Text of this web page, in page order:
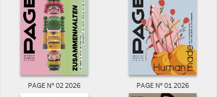
PAGE N° 02 2026 PAGE N° 01 2026